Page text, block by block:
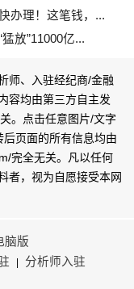
办理！这笔钱，...
放”11000亿...
师、入驻经纪商/金融
容均由第三方自主发
。点击任意图片/文字
页面的所有信息均由
完全无关。凡以任何
者，视为自愿接受本网
脑版
分析师入驻